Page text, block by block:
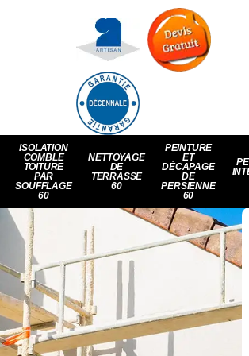
ISOLATION
COMBLE
TOITURE
PAR
SOUFFLAGE
60
NETTOYAGE
DE
TERRASSE
60
PEINTURE
ET
DÉCAPAGE
DE
PERSIENNE
60